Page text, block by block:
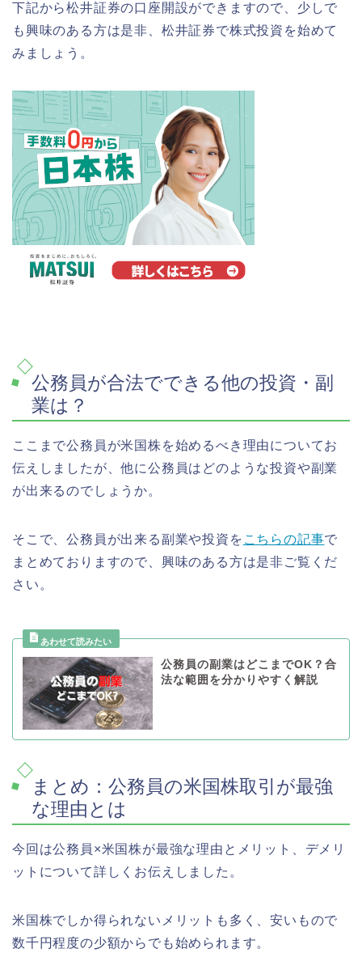
下記から松井証券の口座開設ができますので、少しで
も興味のある方は是非、松井証券で株式投資を始めて
みましょう。
公務員が合法でできる他の投資・副
業は？
ここまで公務員が米国株を始めるべき理由についてお
伝えしましたが、他に公務員はどのような投資や副業
が出来るのでしょうか。
そこで、公務員が出来る副業や投資を こちらの記事で
まとめておりますので、興味のある方は是非ご覧くだ
さい。
公務員の副業はどこまでOK？合
法な範囲を分かりやすく解説
まとめ：公務員の米国株取引が最強
な理由とは
今回は公務員×米国株が最強な理由とメリット、デメリ
ットについて詳しくお伝えしました。
米国株でしか得られないメリットも多く、安いもので
数千円程度の少額からでも始められます。